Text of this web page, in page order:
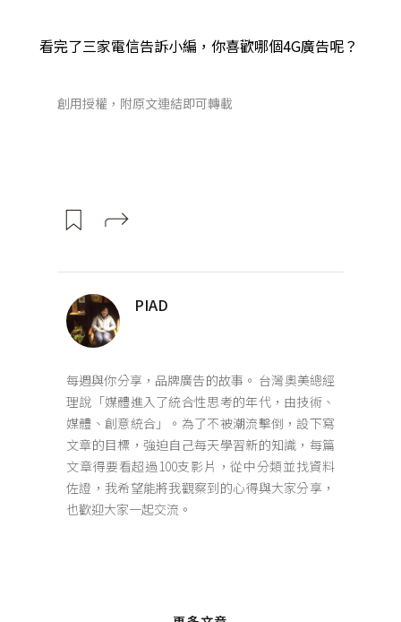
看完了三家電信告訴小編，你喜歡哪個4G廣告呢？
創用授權，附原文連結即可轉載
PIAD
每週與你分享，品牌廣告的故事。 台灣奧美總經
理說「媒體進入了統合性思考的年代，由技術、
媒體、創意統合」。為了不被潮流擊倒，設下寫
文章的目標，強迫自己每天學習新的知識，每篇
文章得要看超過100支影片，從中分類並找資料
佐證，我希望能將我觀察到的心得與大家分享，
也歡迎大家一起交流。